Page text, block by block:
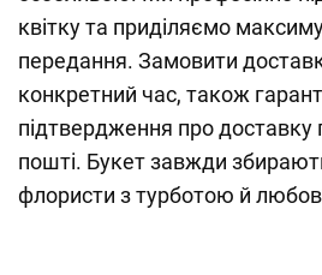
квітку та приділяємо
передання. Замовити
конкретний час, також
підтвердження про доставку
пошті. Букет завжди
флористи з турботою й